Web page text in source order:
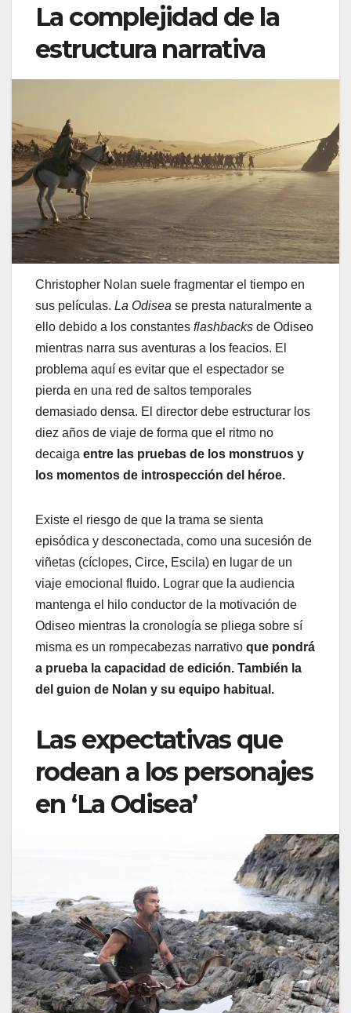
La complejidad de la
estructura narrativa
Christopher Nolan suele fragmentar el tiempo en
sus películas. La Odisea se presta naturalmente a
ello debido a los constantes flashbacks de Odiseo
mientras narra sus aventuras a los feacios. El
problema aquí es evitar que el espectador se
pierda en una red de saltos temporales
demasiado densa. El director debe estructurar los
diez años de viaje de forma que el ritmo no
decaiga entre las pruebas de los monstruos y
los momentos de introspección del héroe.
Existe el riesgo de que la trama se sienta
episódica y desconectada, como una sucesión de
viñetas (cíclopes, Circe, Escila) en lugar de un
viaje emocional fluido. Lograr que la audiencia
mantenga el hilo conductor de la motivación de
Odiseo mientras la cronología se pliega sobre sí
misma es un rompecabezas narrativo que pondrá
a prueba la capacidad de edición. También la
del guion de Nolan y su equipo habitual.
Las expectativas que
rodean a los personajes
en ‘La Odisea’